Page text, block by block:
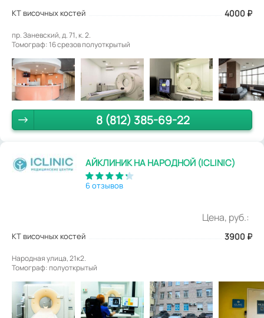
КТ височных костей 4000 ₽
пр. Заневский, д. 71, к. 2.
Томограф: 16 срезов полуоткрытый
8 (812) 385-69-22
АЙКЛИНИК НА НАРОДНОЙ (ICLINIC)
6 отзывов
Цена, руб.:
КТ височных костей 3900 ₽
Народная улица, 21к2.
Томограф: полуоткрытый